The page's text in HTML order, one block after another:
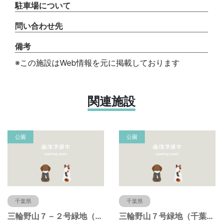
駐車場について
問い合わせ先
備考
※この施設はWeb情報を元に掲載しております
関連施設
公園
千葉県
三輪野山７－２号緑地（千葉県流山市）
公園
千葉県
三輪野山７号緑地（千葉県流山市）